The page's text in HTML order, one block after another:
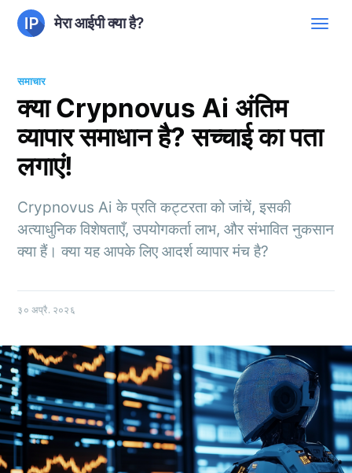
मेरा आईपी क्या है?
समाचार
क्या Crypnovus Ai अंतिम
व्यापार समाधान है? सच्चाई का पता
लगाएं!
Crypnovus Ai के प्रति कट्टरता को जांचें, इसकी
अत्याधुनिक विशेषताएँ, उपयोगकर्ता लाभ, और संभावित नुकसान
क्या हैं। क्या यह आपके लिए आदर्श व्यापार मंच है?
३० अप्रै. २०२६